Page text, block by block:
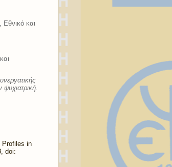
Εθνικό και
Profiles in
doi: